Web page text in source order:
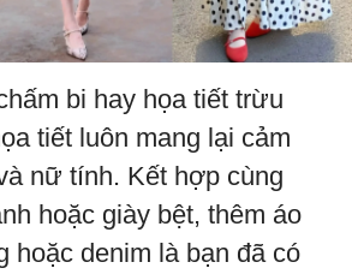
bi hay họa tiết trừu
tiết luôn mang lại cảm
nữ tính. Kết hợp cùng
hoặc giày bệt, thêm áo
hoặc denim là bạn đã có